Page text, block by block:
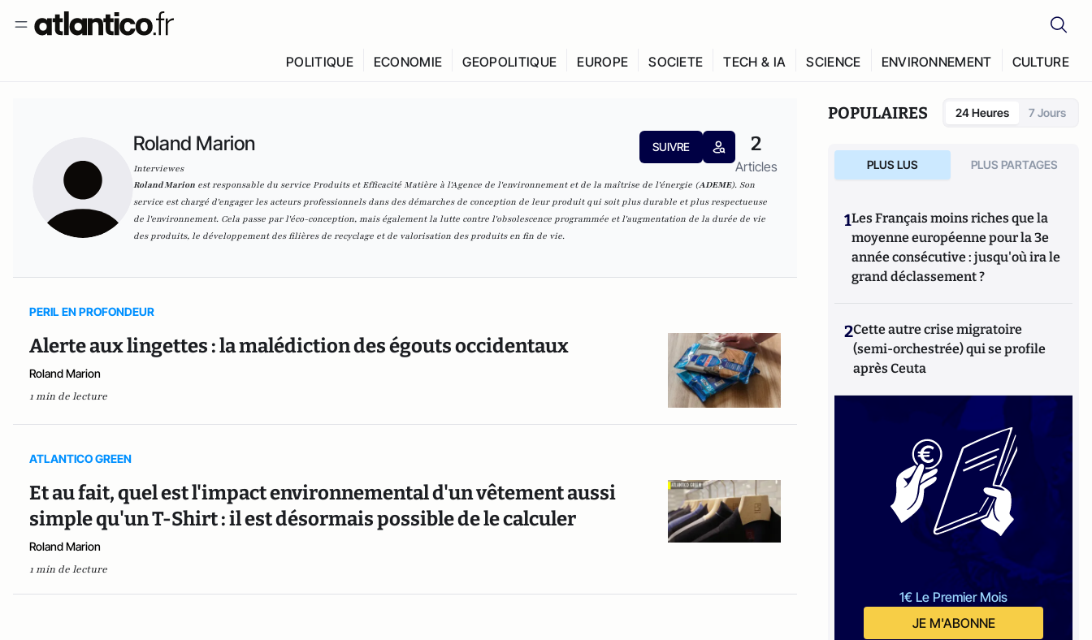
POLITIQUE ECONOMIE GEOPOLITIQUE EUROPE SOCIETE TECH & IA SCIENCE ENVIRONNEMENT CULTURE
Roland Marion
Interviewes
SUIVRE 2
Articles
Roland Marion est responsable du service Produits et Efficacité Matière à l'Agence de l'environnement et de la maîtrise de l'énergie (ADEME). Son
service est chargé d'engager les acteurs professionnels dans des démarches de conception de leur produit qui soit plus durable et plus respectueuse
de l'environnement. Cela passe par l'éco-conception, mais également la lutte contre l'obsolescence programmée et l'augmentation de la durée de vie
des produits, le développement des filières de recyclage et de valorisation des produits en fin de vie.
PERIL EN PROFONDEUR
Alerte aux lingettes : la malédiction des égouts occidentaux
Roland Marion
1 min de lecture
ATLANTICO GREEN
Et au fait, quel est l'impact environnemental d'un vêtement aussi
simple qu'un T-Shirt : il est désormais possible de le calculer
Roland Marion
1 min de lecture
POPULAIRES 24 Heures 7 Jours
PLUS LUS PLUS PARTAGES
1Les Français moins riches que la
moyenne européenne pour la 3e
année consécutive : jusqu'où ira le
grand déclassement ?
2Cette autre crise migratoire
(semi-orchestrée) qui se profile
après Ceuta
1€ Le Premier Mois
JE M'ABONNE